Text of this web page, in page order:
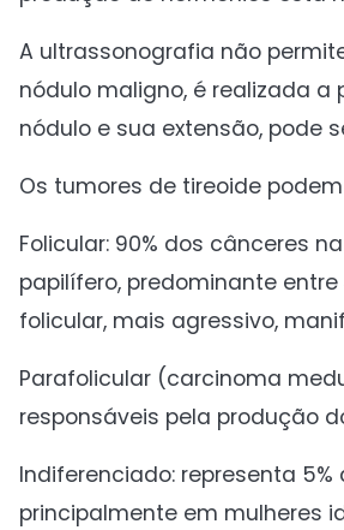
A ultrassonografia não
nódulo maligno, é realizada
nódulo e sua extensão, pode
Os tumores de tireoide
Folicular: 90% dos cânceres
papilífero, predominante
folicular, mais agressivo,
Parafolicular (carcinoma
responsáveis pela produção
Indiferenciado: representa
principalmente em mulheres